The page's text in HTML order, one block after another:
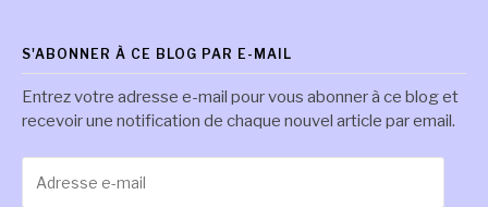
S'ABONNER À CE BLOG PAR E-MAIL
Entrez votre adresse e-mail pour vous abonner à ce blog et
recevoir une notification de chaque nouvel article par email.
e-